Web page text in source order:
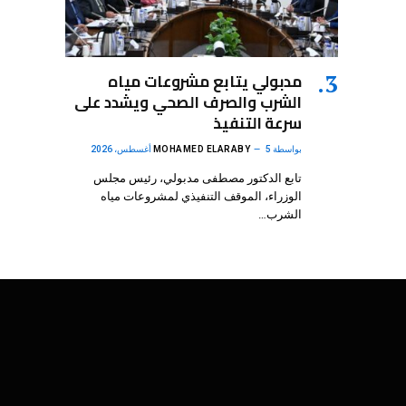
مدبولي يتابع مشروعات مياه
الشرب والصرف الصحي ويشدد على
سرعة التنفيذ
بواسطة MOHAMED ELARABY 5 أغسطس، 2026
تابع الدكتور مصطفى مدبولي، رئيس مجلس
الوزراء، الموقف التنفيذي لمشروعات مياه
الشرب…